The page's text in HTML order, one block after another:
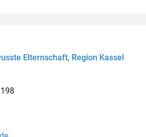
Elternschaft, Region Kassel
198